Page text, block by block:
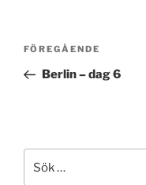
Inläggsnavigering
Föregående
inlägg
FÖREGÅENDE
Berlin – dag 6
efter: